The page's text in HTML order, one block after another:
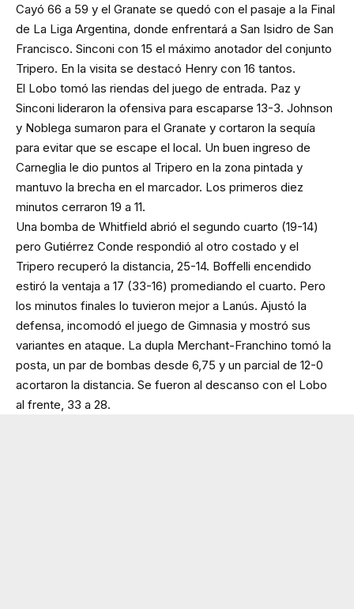
Cayó 66 a 59 y el Granate se quedó con el pasaje a la Final
de La Liga Argentina, donde enfrentará a San Isidro de San
Francisco. Sinconi con 15 el máximo anotador del conjunto
Tripero. En la visita se destacó Henry con 16 tantos.
El Lobo tomó las riendas del juego de entrada. Paz y
Sinconi lideraron la ofensiva para escaparse 13-3. Johnson
y Noblega sumaron para el Granate y cortaron la sequía
para evitar que se escape el local. Un buen ingreso de
Carneglia le dio puntos al Tripero en la zona pintada y
mantuvo la brecha en el marcador. Los primeros diez
minutos cerraron 19 a 11.
Una bomba de Whitfield abrió el segundo cuarto (19-14)
pero Gutiérrez Conde respondió al otro costado y el
Tripero recuperó la distancia, 25-14. Boffelli encendido
estiró la ventaja a 17 (33-16) promediando el cuarto. Pero
los minutos finales lo tuvieron mejor a Lanús. Ajustó la
defensa, incomodó el juego de Gimnasia y mostró sus
variantes en ataque. La dupla Merchant-Franchino tomó la
posta, un par de bombas desde 6,75 y un parcial de 12-0
acortaron la distancia. Se fueron al descanso con el Lobo
al frente, 33 a 28.